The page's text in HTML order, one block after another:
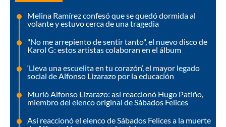
Melina Ramírez confesó que se quedó dormida al
volante y estuvo cerca de una tragedia
"No me arrepiento de sentir tanto", el nuevo disco de
Karol G: estos artistas colaboran en el álbum
‘Lleva una escuelita en tu corazón’, el mayor legado
social de Alfonso Lizarazo por la educación
Murió Alfonso Lizarazo: así reaccionó Hugo Patiño,
miembro del elenco original de Sábados Felices
Así reaccionó el elenco de Sábados Felices a la muerte